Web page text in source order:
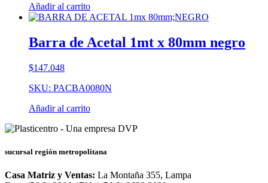
Añadir al carrito
Barra de Acetal 1mt x 80mm negro
$147.048
SKU: PACBA0080N
Añadir al carrito
sucursal región metropolitana
Casa Matriz y Ventas: La Montaña 355, Lampa